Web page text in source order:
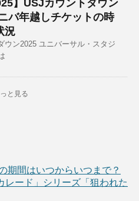
】USJカウントダウン
バ年越しチケットの時
況
ウン2025 ユニバーサル・スタジ
と見る
期間はいつからいつまで？
レード」シリーズ「狙われた